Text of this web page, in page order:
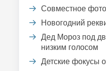
Совместное
Новогодний
Дед Мороз под
низким голосом
Детские фокусы